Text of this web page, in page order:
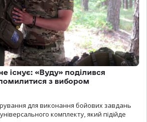
існує: «Вуду» поділився
з вибором
для виконання бойових завдань
комплекту, який підійде